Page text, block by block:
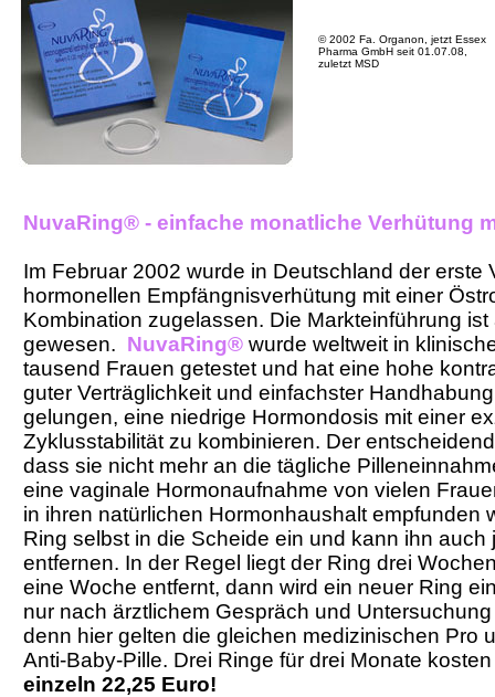
© 2002 Fa. Organon, jetzt Essex
Pharma GmbH seit 01.07.08,
zuletzt MSD
NuvaRing® - einfache monatliche Verhütung
Im Februar 2002 wurde in Deutschland der erste
hormonellen Empfängnisverhütung mit einer
Kombination zugelassen. Die Markteinführung
gewesen. NuvaRing® wurde weltweit in
tausend Frauen getestet und hat eine hohe
guter Verträglichkeit und einfachster
gelungen, eine niedrige Hormondosis mit einer
Zyklusstabilität zu kombinieren. Der
dass sie nicht mehr an die tägliche
eine vaginale Hormonaufnahme von vielen
in ihren natürlichen Hormonhaushalt empfunden
Ring selbst in die Scheide ein und kann ihn auch
entfernen. In der Regel liegt der Ring drei
eine Woche entfernt, dann wird ein neuer Ring
nur nach ärztlichem Gespräch und
denn hier gelten die gleichen medizinischen Pro
Anti-Baby-Pille. Drei Ringe für drei Monate
einzeln 22,25 Euro!